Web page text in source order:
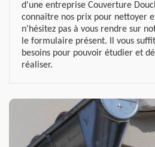
d'une entreprise Couverture
connaître nos prix pour nettoyer
n'hésitez pas à vous rendre sur
le formulaire présent. Il vous
besoins pour pouvoir étudier et
réaliser.